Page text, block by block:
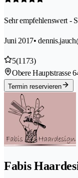
Sehr empfehlenswert -
Juni 2017•
5(1173)
Obere Hauptstrasse 6
Termin reservieren
Fabis